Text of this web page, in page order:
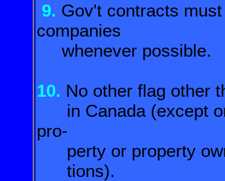
9. Gov't contracts
companies
whenever possible.
10. No other flag other
in Canada (except
pro-
perty or property
tions).